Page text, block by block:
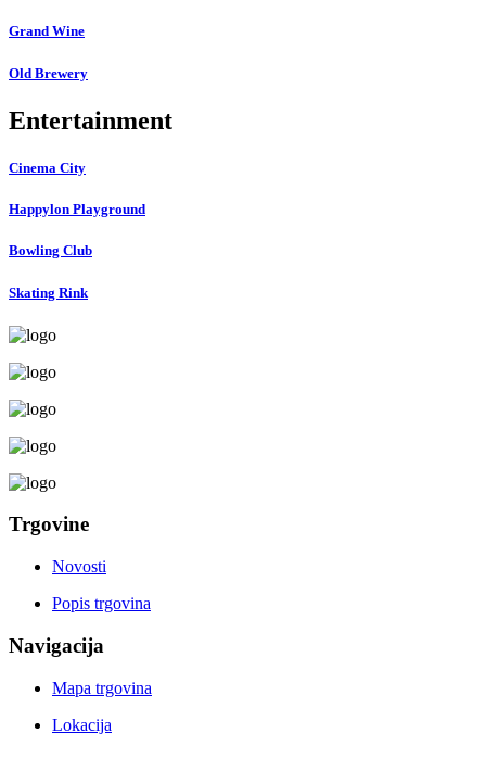
Grand Wine
Old Brewery
Entertainment
Cinema City
Happylon Playground
Bowling Club
Skating Rink
Trgovine
Novosti
Popis trgovina
Navigacija
Mapa trgovina
Lokacija